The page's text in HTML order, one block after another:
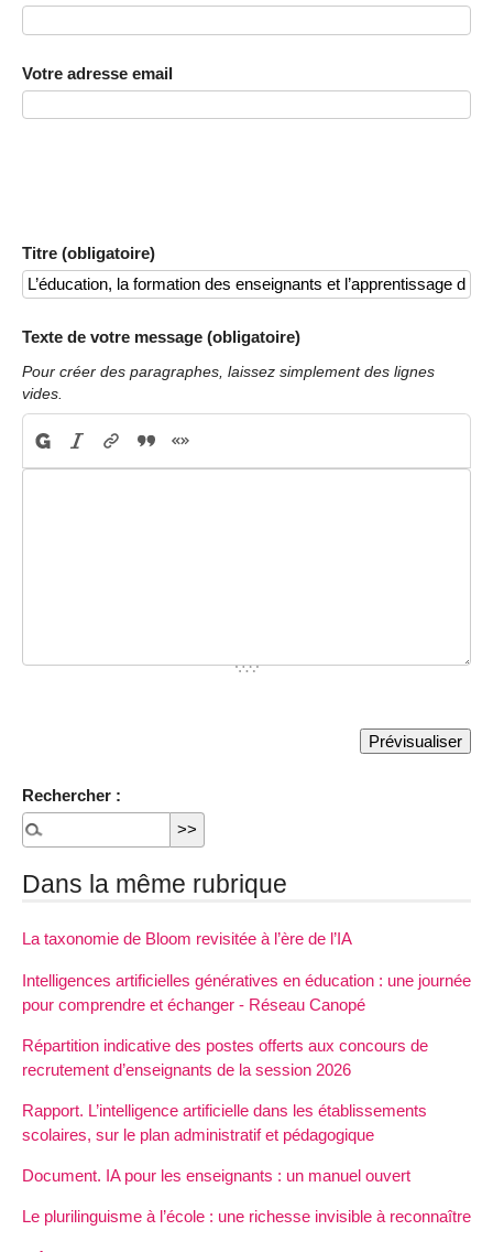
Votre adresse email
Titre (obligatoire)
Texte de votre message (obligatoire)
Pour créer des paragraphes, laissez simplement des lignes
vides.
Rechercher :
Dans la même rubrique
La taxonomie de Bloom revisitée à l’ère de l’IA
Intelligences artificielles génératives en éducation : une journée
pour comprendre et échanger - Réseau Canopé
Répartition indicative des postes offerts aux concours de
recrutement d’enseignants de la session 2026
Rapport. L’intelligence artificielle dans les établissements
scolaires, sur le plan administratif et pédagogique
Document. IA pour les enseignants : un manuel ouvert
Le plurilinguisme à l’école : une richesse invisible à reconnaître